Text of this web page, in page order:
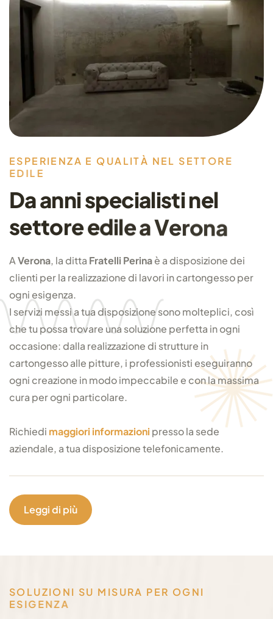
ESPE RIE NZA E QUALITÀ NEL SETTORE
EDILE
Daannispecialistinel
settoreedileaVerona
AVerona, la ditta Fratelli Perinaè a disposizione dei
clienti per la realizzazione di lavori in cartongesso per
ogni esigenza.
I servizi messi a tua disposizione sono molteplici, così
che tu possa trovare una soluzione perfetta in ogni
occasione: dalla realizzazione di strutture in
cartongesso alle pitture, i professionisti eseguiranno
ogni creazione in modo impeccabile e con la massima
cura per ogni particolare.
Richiedi maggiori informazioni presso la sede
aziendale, a tua disposizione telefonicamente.
Leggi di più
SO LUZIO NI SU M ISURA PER OGNI
ESIGENZA